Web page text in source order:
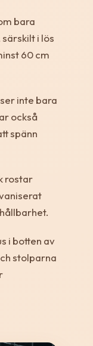
bara
i lös
60 cm
inte bara
också
spänn
rostar
i botten av
stolparna